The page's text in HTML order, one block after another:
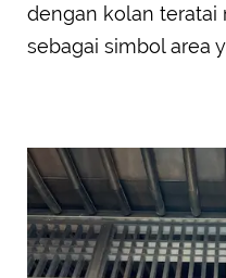
dengan kolan
sebagai simbol area